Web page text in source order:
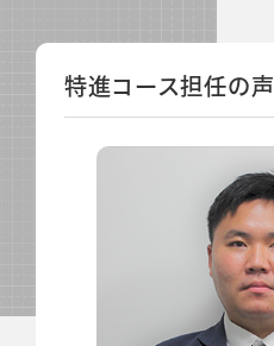
特進コース担任の声